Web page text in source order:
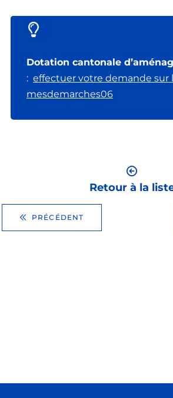
Dotation cantonale
: effectuer votre demande sur
mesdemarches06
PRÉCÉDENT
Retour à la